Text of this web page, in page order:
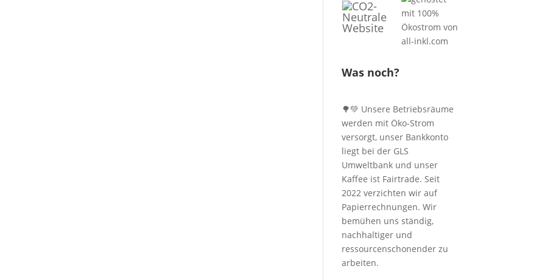
Was noch?
🌳💚 Unsere Betriebsräume
werden mit Öko-Strom
versorgt, unser Bankkonto
liegt bei der GLS
Umweltbank und unser
Kaffee ist Fairtrade. Seit
2022 verzichten wir auf
Papierrechnungen. Wir
bemühen uns ständig,
nachhaltiger und
ressourcenschonender zu
arbeiten.